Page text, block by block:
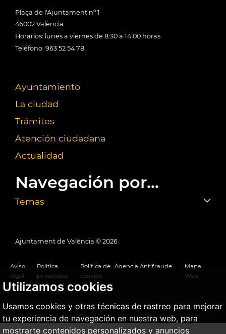
Utilizamos cookies
Usamos cookies y otras técnicas de rastreo para mejorar
tu experiencia de navegación en nuestra web, para
mostrarte contenidos personalizados y anuncios
Plaça de l'Ajuntament nº 1
46002 València
Horarios: lunes a viernes de 8:30 a 14:00 horas
Teléfono: 963 52 54 78
Ayuntamiento
La ciudad
Trámites
Atención ciudadana
Actualidad
Navegación por...
Temas
Ajuntament de València © 2026
Aviso
legal
Política
privacidad
Política de
cookies
Agencia Antifraude
Mapa
Web